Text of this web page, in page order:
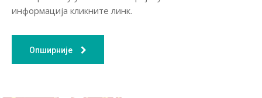
информација кликните линк.
Опширније